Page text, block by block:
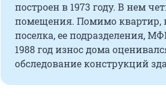
построен в 1973 году. В нем
помещения. Помимо квартир,
поселка, ее подразделения,
1988 год износ дома
обследование конструкций